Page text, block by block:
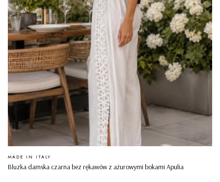
Bluzka damska czarna bez rękawów z ażurowymi bokami Apulia
PRODUCENT
MADE IN ITALY